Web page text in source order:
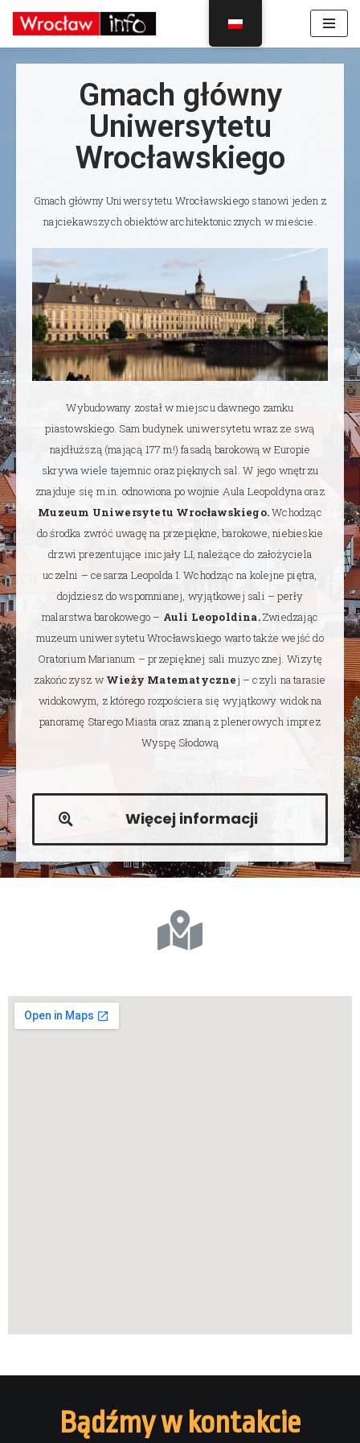
do
Gmach główny
Uniwersytetu
Wrocławskiego
Gmach główny Uniwersytetu Wrocławskiego stanowi jeden z
najciekawszych obiektów architektonicznych w mieście.
Wybudowany został w miejscu dawnego zamku
piastowskiego. Sam budynek uniwersytetu wraz ze swą
najdłuższą (mającą 177 m!) fasadą barokową w Europie
skrywa wiele tajemnic oraz pięknych sal. W jego wnętrzu
znajduje się m.in. odnowiona po wojnie Aula Leopoldyna oraz
Muzeum Uniwersytetu Wrocławskiego.Wchodząc
do środka zwróć uwagę na przepiękne, barokowe, niebieskie
drzwi prezentujące inicjały LI, należące do założyciela
uczelni – cesarza Leopolda I. Wchodząc na kolejne piętra,
dojdziesz do wspomnianej, wyjątkowej sali – perły
malarstwa barokowego – Auli Leopoldina.Zwiedzając
muzeum uniwersytetu Wrocławskiego warto także wejść do
Oratorium Marianum – przepięknej sali muzycznej. Wizytę
zakończysz w Wieży Matematycznej – czyli na tarasie
widokowym, z którego rozpościera się wyjątkowy widok na
panoramę Starego Miasta oraz znaną z plenerowych imprez
Wyspę Słodową
Więcej informacji
Bądźmy w kontakcie